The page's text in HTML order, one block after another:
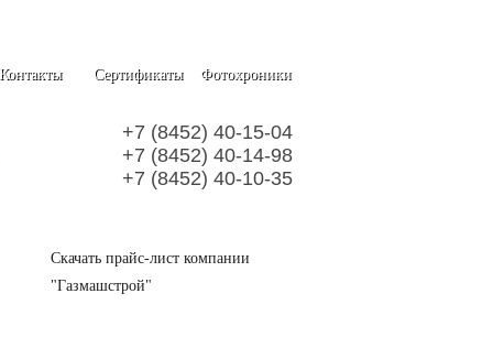
Фотохроники
Сертификаты
Контакты
+7 (8452) 40-15-04
+7 (8452) 40-14-98
+7 (8452) 40-10-35
Скачать прайс-лист компании
"Газмашстрой"